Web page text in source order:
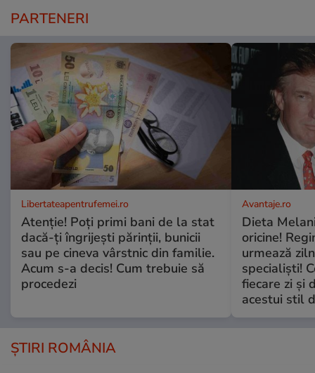
PARTENERI
Libertateapentrufemei.ro
Atenție! Poți primi bani de la stat
dacă-ți îngrijești părinții, bunicii
sau pe cineva vârstnic din familie.
Acum s-a decis! Cum trebuie să
procedezi
Avantaje.ro
Dieta
oricine!
urmează
specialiști!
fiecare zi și
acestui stil
ȘTIRI ROMÂNIA